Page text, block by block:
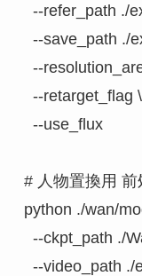
--refer_path
--save_path
--
  --retarget_flag \
  --use_flux
# 人物置換用 前
python ./wan/
--ckpt_path
--video_path